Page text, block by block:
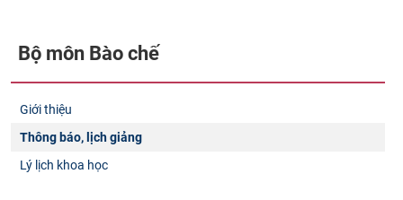
Bộ môn Bào chế
Giới thiệu
Thông báo, lịch giảng
Lý lịch khoa học